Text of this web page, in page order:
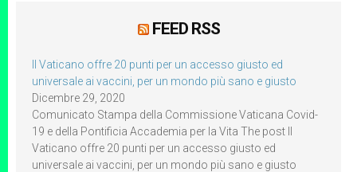
FEED RSS
Il Vaticano offre 20 punti per un accesso giusto ed
universale ai vaccini, per un mondo più sano e giusto
Dicembre 29, 2020
Comunicato Stampa della Commissione Vaticana Covid-
19 e della Pontificia Accademia per la Vita The post Il
Vaticano offre 20 punti per un accesso giusto ed
universale ai vaccini, per un mondo più sano e giusto